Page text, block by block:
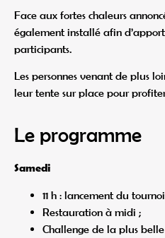
Face aux fortes chaleurs
également installé afin
participants.
Les personnes venant de plus
leur tente sur place pour
Le programme
Samedi
11 h : lancement du
Restauration à midi ;
Challenge de la plus